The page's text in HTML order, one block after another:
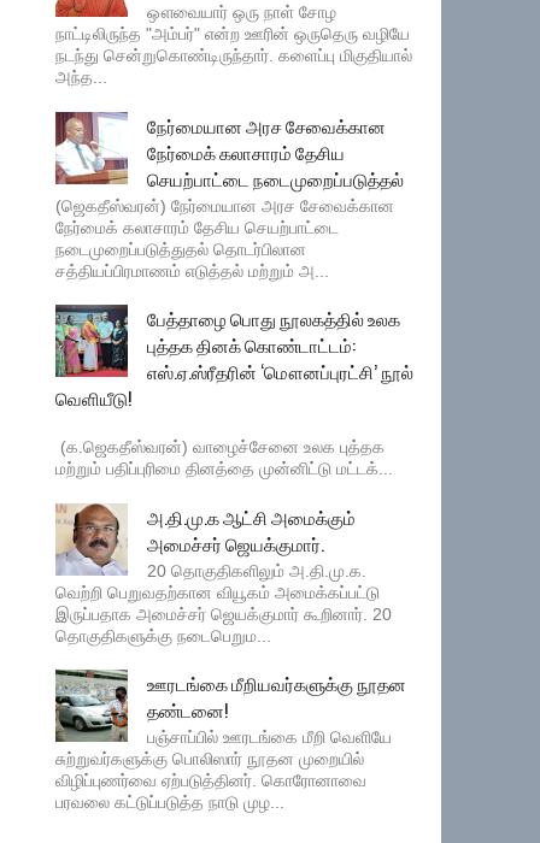
ஔவையார் ஒரு நாள் சோழ
நாட்டிலிருந்த "அம்பர்" என்ற ஊரின் ஒருதெரு வழியே
நடந்து சென்றுகொண்டிருந்தார். களைப்பு மிகுதியால்
அந்த...
நேர்மையான அரச சேவைக்கான
நேர்மைக் கலாசாரம் தேசிய
செயற்பாட்டை நடைமுறைப்படுத்தல்
(ஜெகதீஸ்வரன்) நேர்மையான அரச சேவைக்கான
நேர்மைக் கலாசாரம் தேசிய செயற்பாட்டை
நடைமுறைப்படுத்துதல் தொடர்பிலான
சத்தியப்பிரமாணம் எடுத்தல் மற்றும் அ...
பேத்தாழை பொது நூலகத்தில் உலக
புத்தக தினக் கொண்டாட்டம்:
எஸ்.ஏ.ஸ்ரீதரின் ‘மௌனப்புரட்சி’ நூல்
வெளியீடு!
(க.ஜெகதீஸ்வரன்) வாழைச்சேனை உலக புத்தக
மற்றும் பதிப்புரிமை தினத்தை முன்னிட்டு மட்டக்...
அ.தி.மு.க ஆட்சி அமைக்கும்
அமைச்சர் ஜெயக்குமார்.
20 தொகுதிகளிலும் அ.தி.மு.க.
வெற்றி பெறுவதற்கான வியூகம் அமைக்கப்பட்டு
இருப்பதாக அமைச்சர் ஜெயக்குமார் கூறினார். 20
தொகுதிகளுக்கு நடைபெறும...
ஊரடங்கை மீறியவர்களுக்கு நூதன
தண்டனை!
பஞ்சாப்பில் ஊரடங்கை மீறி வெளியே
சுற்றுவர்களுக்கு பொலிஸார் நூதன முறையில்
விழிப்புணர்வை ஏற்படுத்தினர். கொரோனாவை
பரவலை கட்டுப்படுத்த நாடு முழ...